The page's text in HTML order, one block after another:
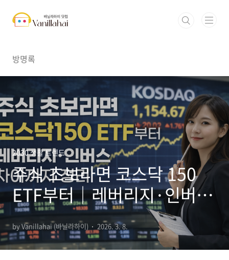
방명록
2030 생활 트렌드
주식 초보라면 코스닥 150
ETF부터｜레버리지·인버스
차이까지 정리
by Vanillahai (바닐라하이) 2026. 3. 8.